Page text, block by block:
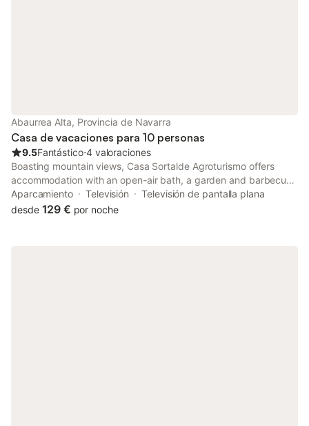
Abaurrea Alta, Provincia de Navarra
Casa de vacaciones para 10 personas
9.5Fantástico⋅4 valoraciones
Boasting mountain views, Casa Sortalde Agroturismo offers
accommodation with an open-air bath, a garden and barbecue
facilities, around 48 km from Holzarte Footbridge. This holiday
home features free private parking and a 24-hour front desk.
Aparcamiento Televisión
Televisión de pantalla plana
desde 129 € por noche